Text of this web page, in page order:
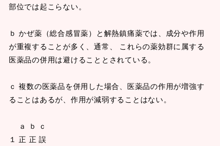
部位では起こらない。
ｂ かぜ薬（総合感冒薬）と解熱鎮痛薬では、成分や作用
が重複することが多く、通常、 これらの薬効群に属する
医薬品の併用は避けることとされている。
ｃ 複数の医薬品を併用した場合、医薬品の作用が増強す
ることはあるが、作用が減弱することはない。
ａ ｂ ｃ
１ 正 正 誤